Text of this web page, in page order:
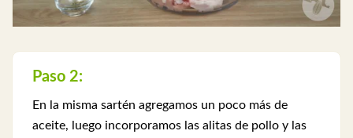
Paso 2:
En la misma sartén agregamos un poco más de
aceite, luego incorporamos las alitas de pollo y las